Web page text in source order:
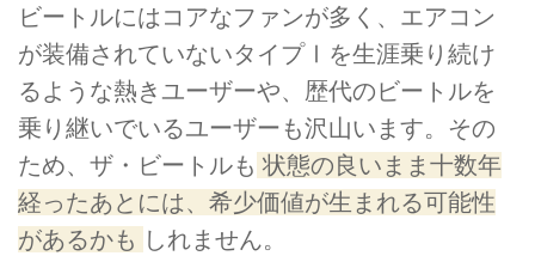
ビートルにはコアなファンが多く、エアコン
が装備されていないタイプⅠを生涯乗り続け
るような熱きユーザーや、歴代のビートルを
乗り継いでいるユーザーも沢山います。その
ため、ザ・ビートルも 状態の良いまま十数年
経ったあとには、希少価値が生まれる可能性
があるかも しれません。